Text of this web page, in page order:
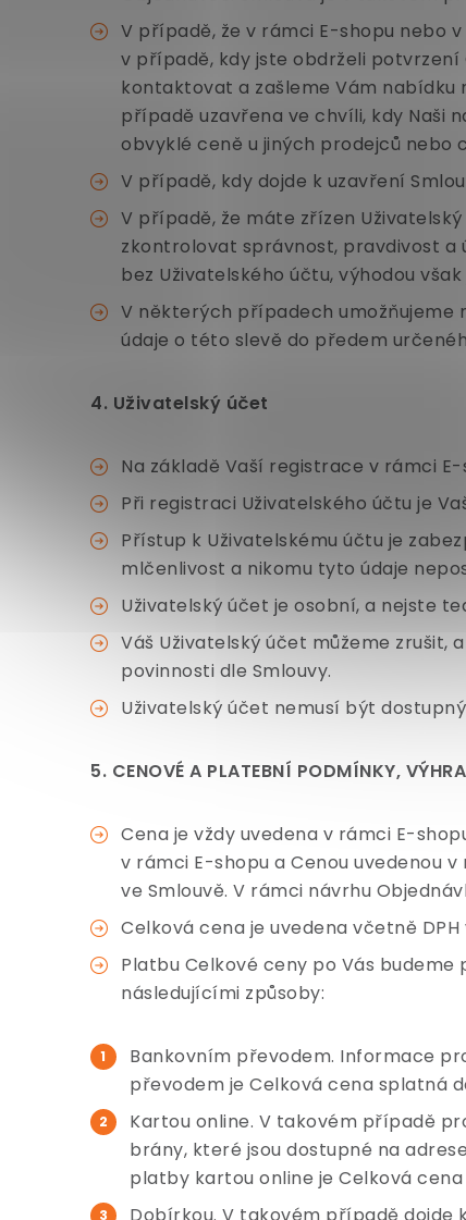
V případě, že v rámci E-shopu nebo
v případě, kdy jste obdrželi potvrzení
kontaktovat a zašleme Vám nabídku
případě uzavřena ve chvíli, kdy Naši
obvyklé ceně u jiných prodejců nebo
V případě, kdy dojde k uzavření
V případě, že máte zřízen
zkontrolovat správnost, pravdivost a
bez Uživatelského účtu, výhodou
V některých případech umožňujeme
údaje o této slevě do předem
4. Uživatelský účet
Na základě Vaší registrace v rámci
Při registraci Uživatelského účtu je
Přístup k Uživatelskému účtu je
mlčenlivost a nikomu tyto údaje
Uživatelský účet je osobní, a nejste
Váš Uživatelský účet můžeme zrušit,
povinnosti dle Smlouvy.
Uživatelský účet nemusí být
5. CENOVÉ A PLATEBNÍ PODMÍNKY,
Cena je vždy uvedena v rámci E-
v rámci E-shopu a Cenou uvedenou
ve Smlouvě. V rámci návrhu
Celková cena je uvedena včetně
Platbu Celkové ceny po Vás
následujícími způsoby:
Bankovním převodem. Informace
převodem je Celková cena splatná
Kartou online. V takovém případě
brány, které jsou dostupné na
platby kartou online je Celková
Dobírkou. V takovém případě